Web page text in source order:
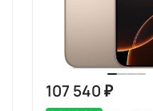
107 540 ₽